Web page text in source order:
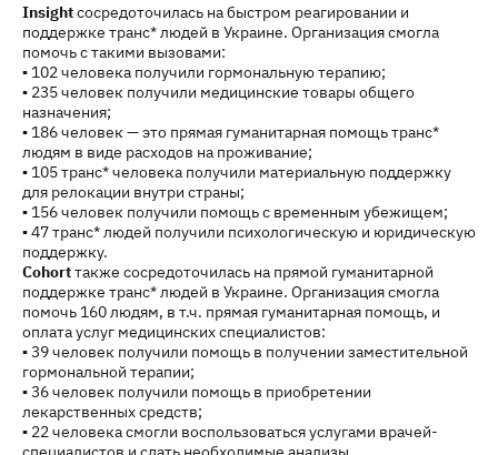
Insightсосредоточилась на быстром реагировании и
поддержке транс* людей в Украине. Организация смогла
помочь с такими вызовами:
▪ 102 человека получили гормональную терапию;
▪ 235 человек получили медицинские товары общего
назначения;
▪ 186 человек — это прямая гуманитарная помощь транс*
людям в виде расходов на проживание;
▪ 105 транс* человека получили материальную поддержку
для релокации внутри страны;
▪ 156 человек получили помощь с временным убежищем;
▪ 47 транс* людей получили психологическую и юридическую
поддержку.
Cohortтакже сосредоточилась на прямой гуманитарной
поддержке транс* людей в Украине. Организация смогла
помочь 160 людям, в т.ч. прямая гуманитарная помощь, и
оплата услуг медицинских специалистов:
▪ 39 человек получили помощь в получении заместительной
гормональной терапии;
▪ 36 человек получили помощь в приобретении
лекарственных средств;
▪ 22 человека смогли воспользоваться услугами врачей-